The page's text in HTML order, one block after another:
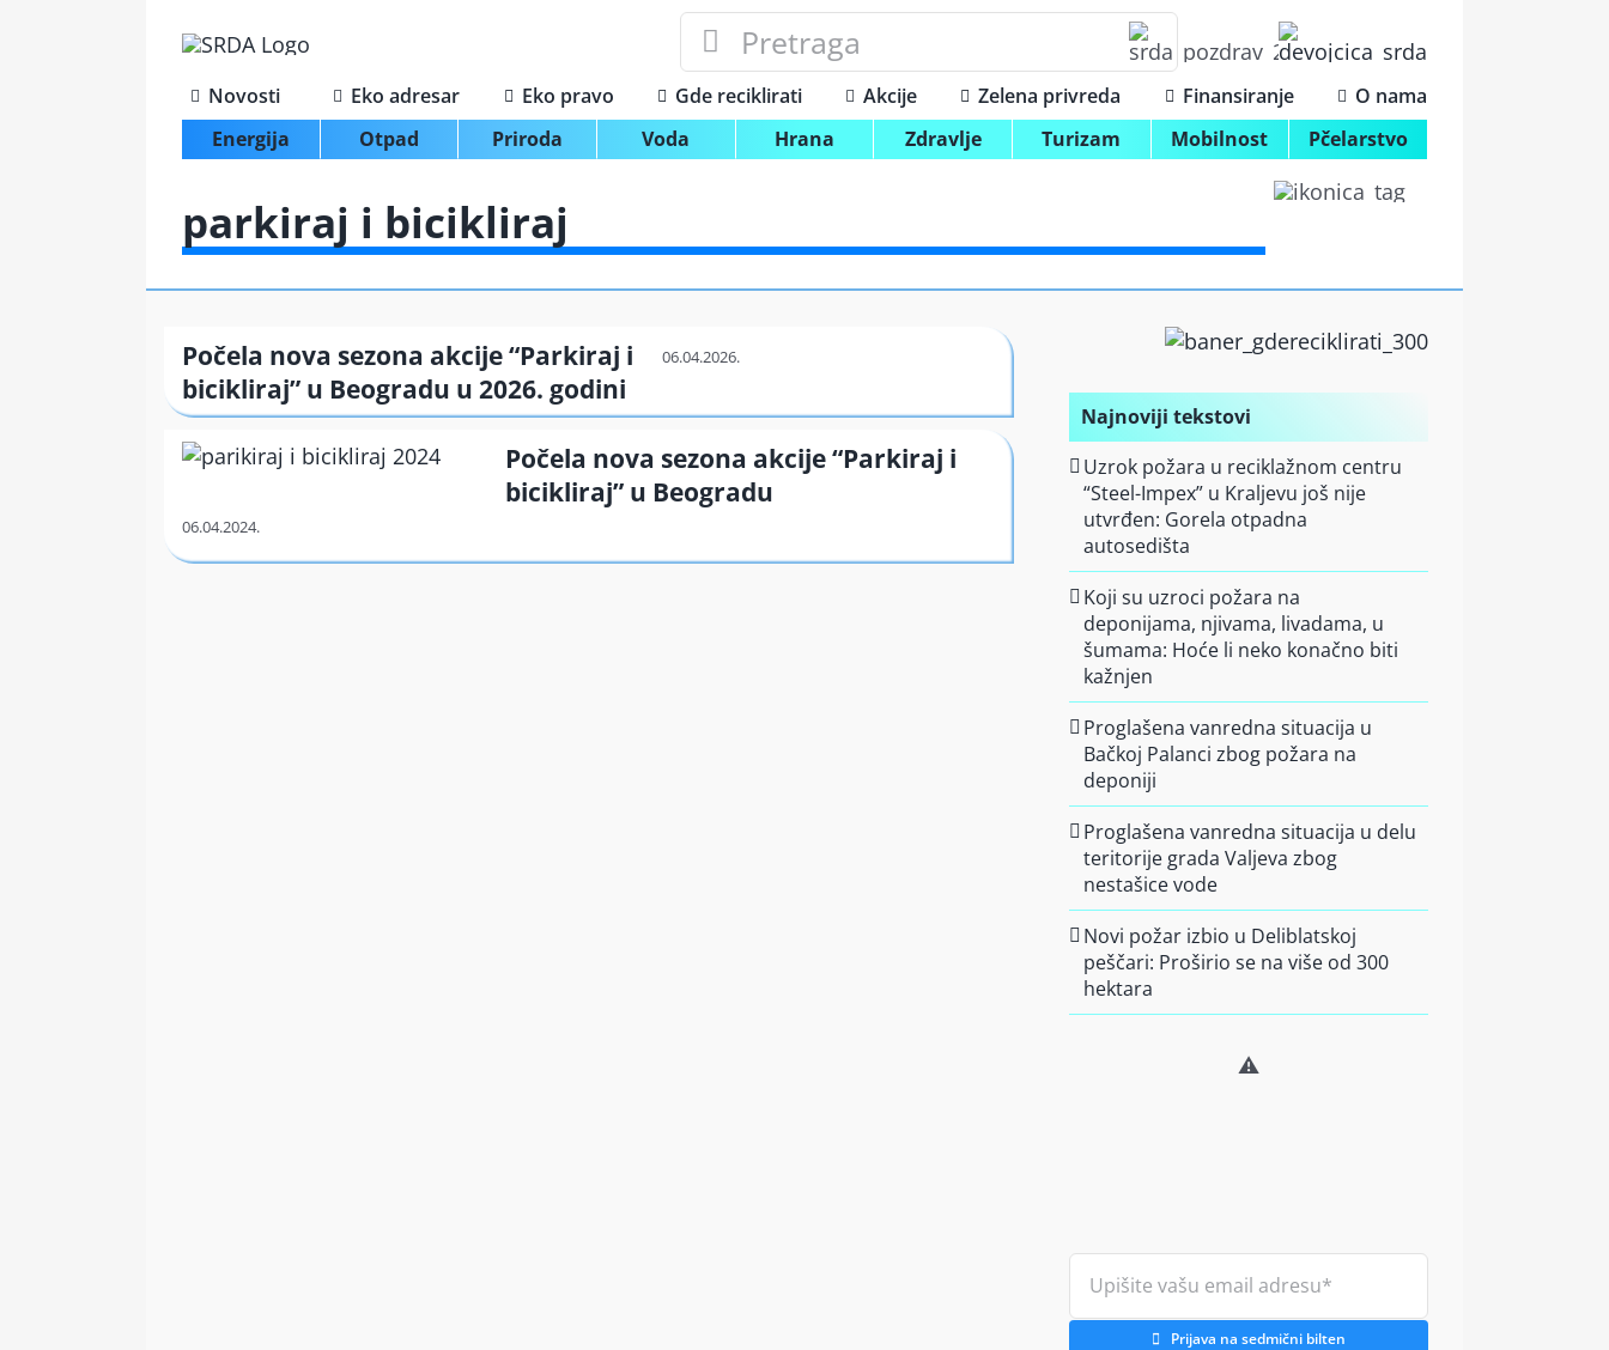
Search
for:
Novosti
Energija
Otpad Priroda Voda Hrana Zdravlje Turizam Mobilnost Pčelarstvo
Eko adresar Eko pravo Gde reciklirati Akcije Zelena privreda Finansiranje O nama
parkiraj i bicikliraj
Počela nova sezona akcije “Parkiraj i
bicikliraj” u Beogradu u 2026. godini
Počela nova sezona akcije “Parkiraj i
bicikliraj” u Beogradu
Najnoviji tekstovi
Uzrok požara u reciklažnom centru
“Steel-Impex” u Kraljevu još nije
utvrđen: Gorela otpadna
autosedišta
Koji su uzroci požara na
deponijama, njivama, livadama, u
šumama: Hoće li neko konačno biti
kažnjen
Proglašena vanredna situacija u
Bačkoj Palanci zbog požara na
deponiji
Proglašena vanredna situacija u delu
teritorije grada Valjeva zbog
nestašice vode
Novi požar izbio u Deliblatskoj
peščari: Proširio se na više od 300
hektara
Prijava na sedmični bilten